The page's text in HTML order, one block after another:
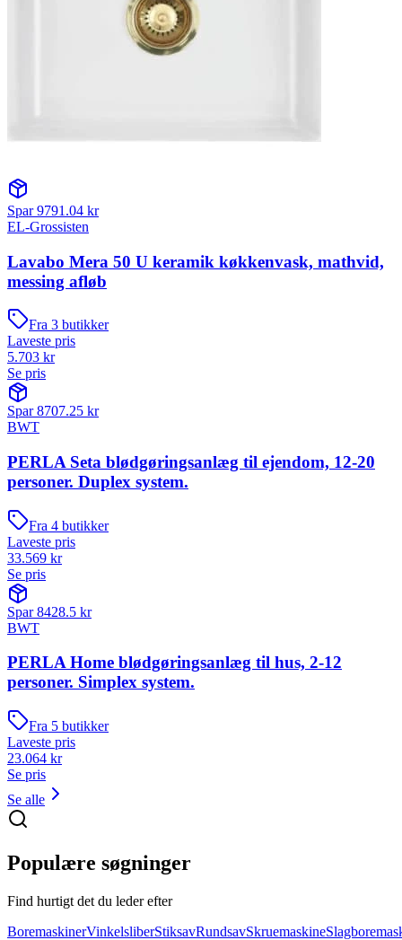
Spar9791.04 kr
EL-Grossisten
Lavabo Mera 50 U keramik køkkenvask, mathvid,
messing afløb
Fra 3 butikker
Laveste pris
5.703 kr
Se pris
Spar8707.25 kr
BWT
PERLA Seta blødgøringsanlæg til ejendom, 12-20
personer. Duplex system.
Fra 4 butikker
Laveste pris
33.569 kr
Se pris
Spar8428.5 kr
BWT
PERLA Home blødgøringsanlæg til hus, 2-12
personer. Simplex system.
Fra 5 butikker
Laveste pris
23.064 kr
Se pris
Se alle
Populære søgninger
Find hurtigt det du leder efter
BoremaskinerVinkelsliberStiksavRundsavSkruemaskine